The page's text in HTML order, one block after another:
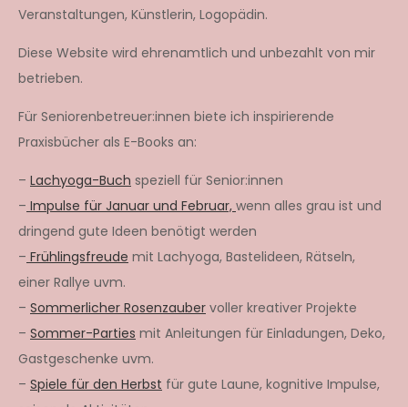
Veranstaltungen, Künstlerin, Logopädin.
Diese Website wird ehrenamtlich und unbezahlt von mir
betrieben.
Für Seniorenbetreuer:innen biete ich inspirierende
Praxisbücher als E-Books an:
– Lachyoga-Buch speziell für Senior:innen
– Impulse für Januar und Februar, wenn alles grau ist und
dringend gute Ideen benötigt werden
– Frühlingsfreude mit Lachyoga, Bastelideen, Rätseln,
einer Rallye uvm.
– Sommerlicher Rosenzauber voller kreativer Projekte
– Sommer-Parties mit Anleitungen für Einladungen, Deko,
Gastgeschenke uvm.
– Spiele für den Herbst für gute Laune, kognitive Impulse,